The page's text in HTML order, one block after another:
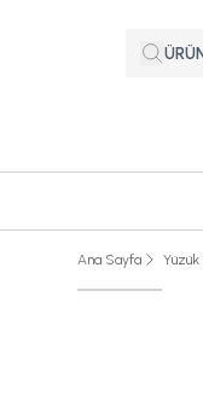
Ana Sayfa Yüzük